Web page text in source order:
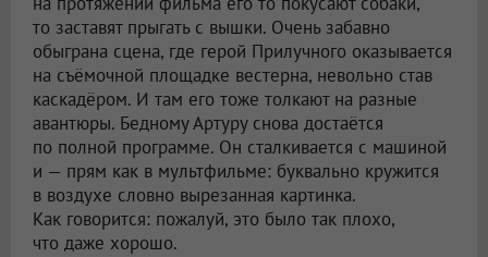
то заставят прыгать с вышки. Очень забавно
обыграна сцена, где герой Прилучного оказывается
на съёмочной площадке вестерна, невольно став
каскадёром. И там его тоже толкают на разные
авантюры. Бедному Артуру снова достаётся
по полной программе. Он сталкивается с машиной
и — прям как в мультфильме: буквально кружится
в воздухе словно вырезанная картинка.
Как говорится: пожалуй, это было так плохо,
что даже хорошо.